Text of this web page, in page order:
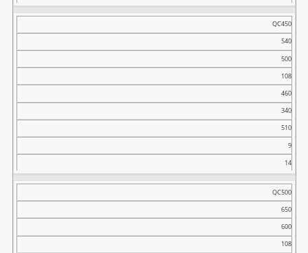
QC450
540
500
108
460
340
510
9
14
QC500
650
600
108